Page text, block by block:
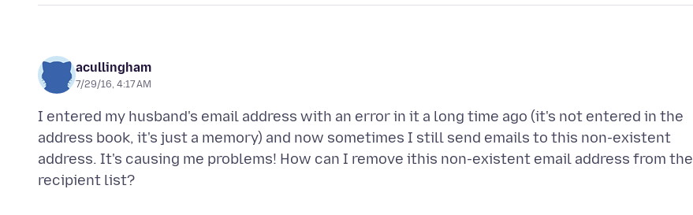
acullingham
7/29/16, 4:17 AM
I entered my husband's email address with an error in it a long time ago (it's not entered in the
address book, it's just a memory) and now sometimes I still send emails to this non-existent
address. It's causing me problems! How can I remove ithis non-existent email address from the